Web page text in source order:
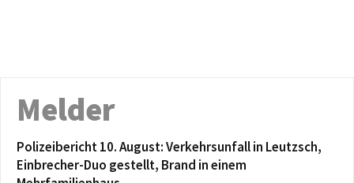
Melder
Polizeibericht 10. August: Verkehrsunfall in Leutzsch,
Einbrecher-Duo gestellt, Brand in einem